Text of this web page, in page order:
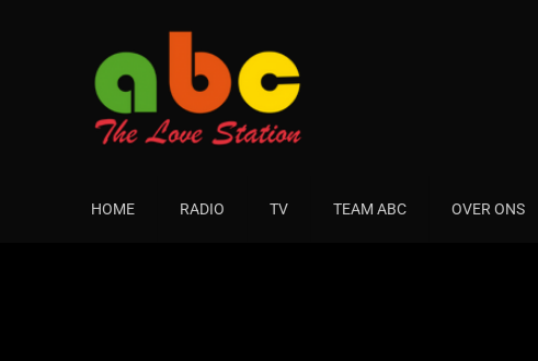
HOME RADIO TV TEAM ABC OVER ONS